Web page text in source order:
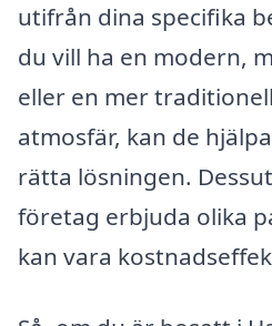
utifrån dina specifika
du vill ha en modern,
eller en mer
atmosfär, kan de
rätta lösningen.
företag erbjuda olika
kan vara